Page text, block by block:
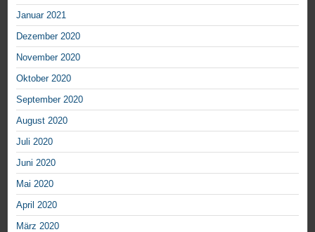
Januar 2021
Dezember 2020
November 2020
Oktober 2020
September 2020
August 2020
Juli 2020
Juni 2020
Mai 2020
April 2020
März 2020